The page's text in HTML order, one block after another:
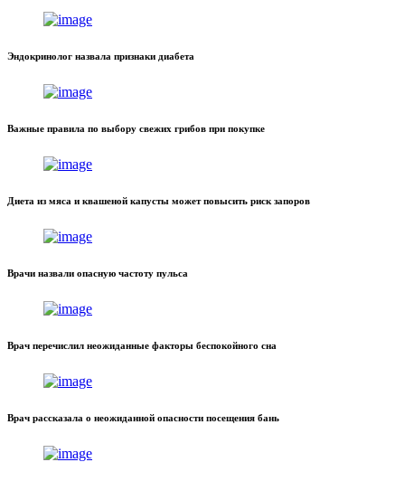
Эндокринолог назвала признаки диабета
Важные правила по выбору свежих грибов при покупке
Диета из мяса и квашеной капусты может повысить риск запоров
Врачи назвали опасную частоту пульса
Врач перечислил неожиданные факторы беспокойного сна
Врач рассказала о неожиданной опасности посещения бань